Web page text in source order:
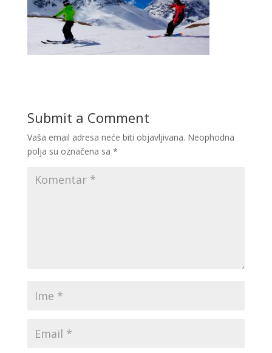
Submit a Comment
Vaša email adresa neće biti objavljivana. Neophodna
polja su označena sa *